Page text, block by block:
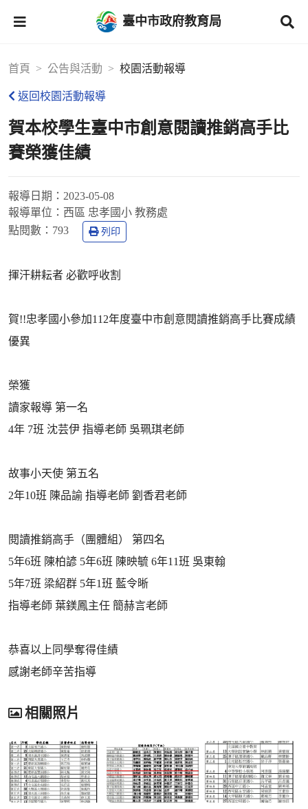
臺中市政府教育局
首頁 公告與活動 校園活動報導
返回校園活動報導
賀本校學生臺中市創意閱讀推銷高手比
賽榮獲佳績
報導日期： 2023-05-08
報導單位： 西區 忠孝國小 教務處
點閱數： 793 列印
揮汗耕耘者 必歡呼收割
賀!!忠孝國小參加112年度臺中市創意閱讀推銷高手比賽成績
優異
榮獲
讀家報導 第一名
4年 7班 沈芸伊 指導老師 吳珮琪老師
故事小天使 第五名
2年10班 陳品諭 指導老師 劉香君老師
閱讀推銷高手（團體組） 第四名
5年6班 陳柏諺 5年6班 陳映毓 6年11班 吳東翰
5年7班 梁紹群 5年1班 藍令晰
指導老師 葉鎂鳳主任 簡赫言老師
恭喜以上同學奪得佳績
感謝老師辛苦指導
相關照片